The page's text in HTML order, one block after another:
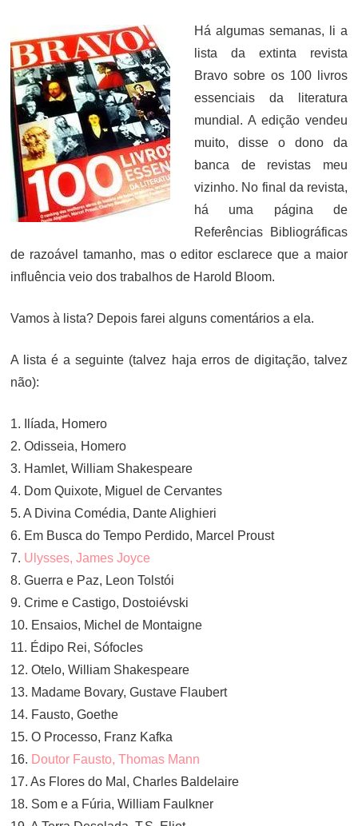
Há algumas semanas, li a
lista da extinta revista
Bravo sobre os 100 livros
essenciais da literatura
mundial. A edição vendeu
muito, disse o dono da
banca de revistas meu
vizinho. No final da revista,
há uma página de
Referências Bibliográficas
de razoável tamanho, mas o editor esclarece que a maior
influência veio dos trabalhos de Harold Bloom.
Vamos à lista? Depois farei alguns comentários a ela.
A lista é a seguinte (talvez haja erros de digitação, talvez
não):
1. Ilíada, Homero
2. Odisseia, Homero
3. Hamlet, William Shakespeare
4. Dom Quixote, Miguel de Cervantes
5. A Divina Comédia, Dante Alighieri
6. Em Busca do Tempo Perdido, Marcel Proust
7. Ulysses, James Joyce
8. Guerra e Paz, Leon Tolstói
9. Crime e Castigo, Dostoiévski
10. Ensaios, Michel de Montaigne
11. Édipo Rei, Sófocles
12. Otelo, William Shakespeare
13. Madame Bovary, Gustave Flaubert
14. Fausto, Goethe
15. O Processo, Franz Kafka
16. Doutor Fausto, Thomas Mann
17. As Flores do Mal, Charles Baldelaire
18. Som e a Fúria, William Faulkner